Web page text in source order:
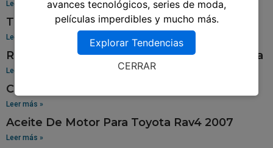
Leer más »
Tablero Para Toyota 94
Leer más »
Repuestos Para Toyota Sienna En Guatemala
Leer más »
Cola De Pato Para Toyota Tercel
Leer más »
Aceite De Motor Para Toyota Rav4 2007
Leer más »
avances tecnológicos, series de moda,
películas imperdibles y mucho más.
Explorar Tendencias
CERRAR